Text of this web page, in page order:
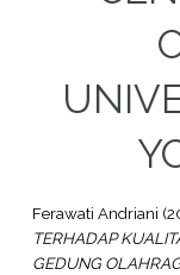
Ferawati Andriani
TERHADAP
GEDUNG